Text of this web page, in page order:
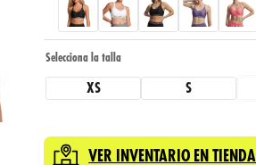
XS S
VER INVENTARIO EN TIENDA